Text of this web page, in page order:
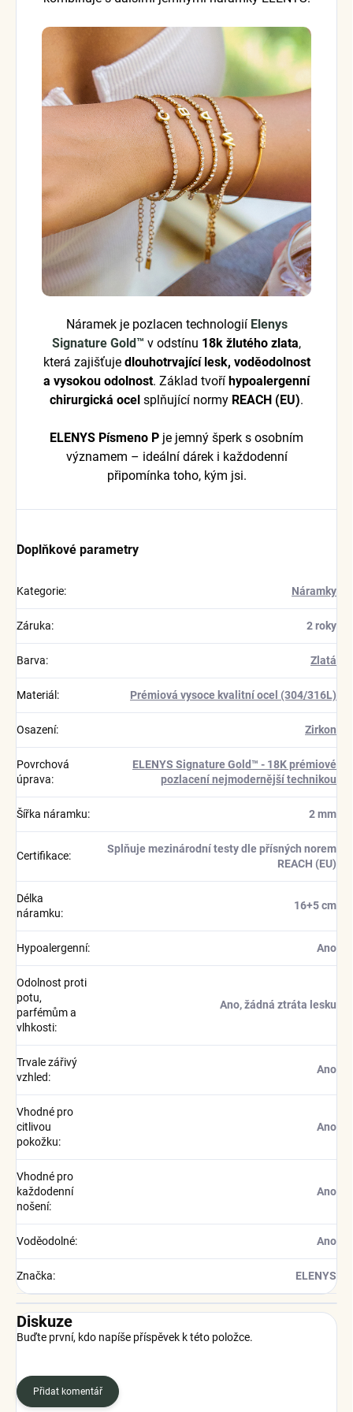
Náramek je pozlacen technologií Elenys
Signature Gold™ v odstínu 18k žlutého zlata,
která zajišťuje dlouhotrvající lesk, voděodolnost
a vysokou odolnost. Základ tvoří hypoalergenní
chirurgická ocel splňující normy REACH (EU).
ELENYS Písmeno P je jemný šperk s osobním
významem – ideální dárek i každodenní
připomínka toho, kým jsi.
Doplňkové parametry
Kategorie: Náramky
Záruka: 2 roky
Barva: Zlatá
Materiál : Prémiová vysoce kvalitní ocel (304/316L)
Osazení: Zirkon
Povrchová
úprava:
ELENYS Signature Gold™ - 18K prémiové
pozlacení nejmodernější technikou
Šířka náramku: 2 mm
Certifikace:
Splňuje mezinárodní testy dle přísných norem
REACH (EU)
Délka
náramku:
16+5 cm
Hypoalergenní: Ano
Odolnost proti
potu,
parfémům a
vlhkosti:
Ano, žádná ztráta lesku
Trvale zářivý
vzhled:
Ano
Vhodné pro
citlivou
pokožku:
Ano
Vhodné pro
každodenní
nošení:
Ano
Voděodolné: Ano
Značka: ELENYS
Diskuze
Buďte první, kdo napíše příspěvek k této položce.
Přidat komentář